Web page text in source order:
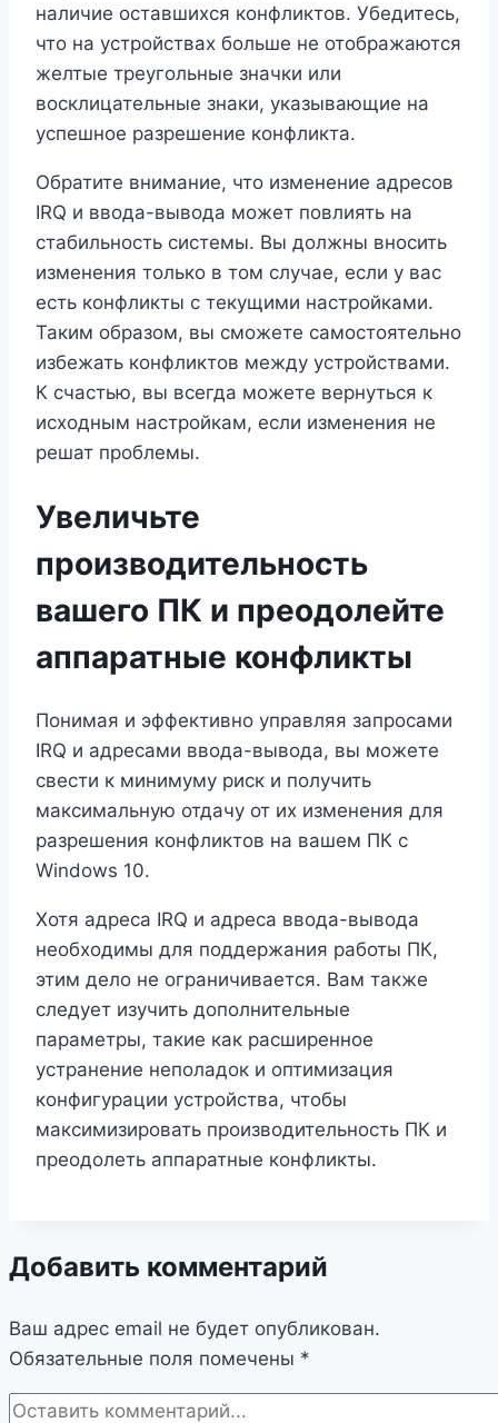
наличие оставшихся конфликтов. Убедитесь,
что на устройствах больше не отображаются
желтые треугольные значки или
восклицательные знаки, указывающие на
успешное разрешение конфликта.
Обратите внимание, что изменение адресов
IRQ и ввода-вывода может повлиять на
стабильность системы. Вы должны вносить
изменения только в том случае, если у вас
есть конфликты с текущими настройками.
Таким образом, вы сможете самостоятельно
избежать конфликтов между устройствами.
К счастью, вы всегда можете вернуться к
исходным настройкам, если изменения не
решат проблемы.
Увеличьте
производительность
вашего ПК и преодолейте
аппаратные конфликты
Понимая и эффективно управляя запросами
IRQ и адресами ввода-вывода, вы можете
свести к минимуму риск и получить
максимальную отдачу от их изменения для
разрешения конфликтов на вашем ПК с
Windows 10.
Хотя адреса IRQ и адреса ввода-вывода
необходимы для поддержания работы ПК,
этим дело не ограничивается. Вам также
следует изучить дополнительные
параметры, такие как расширенное
устранение неполадок и оптимизация
конфигурации устройства, чтобы
максимизировать производительность ПК и
преодолеть аппаратные конфликты.
Добавить комментарий
Ваш адрес email не будет опубликован.
Обязательные поля помечены *